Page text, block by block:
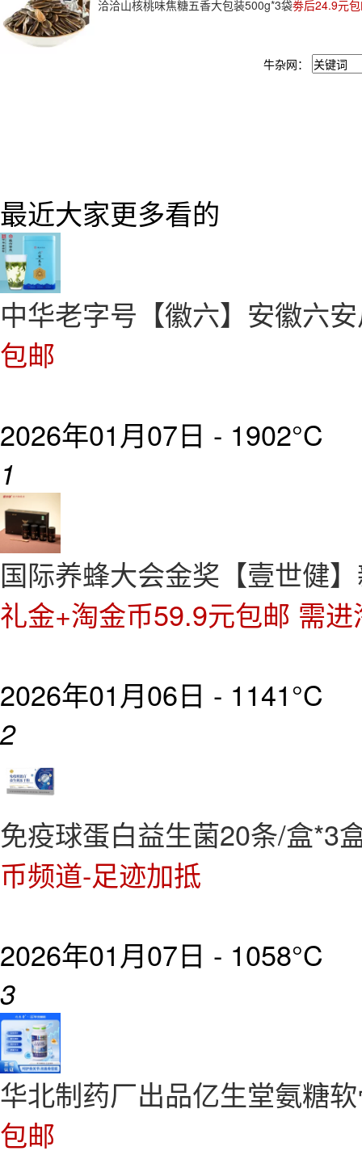
洽洽山核桃味焦糖五香大包装500g*3袋劵后24.9元
牛杂网：
最近大家更多看的
中华老字号【徽六】安徽六
包邮
2026年01月07日 - 1902°C
1
国际养蜂大会金奖【壹世健
礼金+淘金币59.9元包邮 需
2026年01月06日 - 1141°C
2
免疫球蛋白益生菌20条/盒*3
币频道-足迹加抵
2026年01月07日 - 1058°C
3
华北制药厂出品亿生堂氨糖
包邮